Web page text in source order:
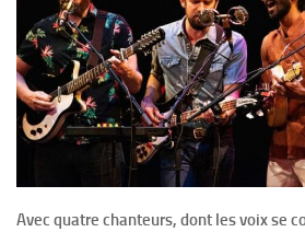
Avec quatre chanteurs, dont les voix se